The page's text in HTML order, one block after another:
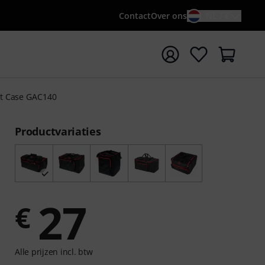
ContactOver ons
Case GAC140
Productvariaties
€ 27
Alle prijzen incl. btw